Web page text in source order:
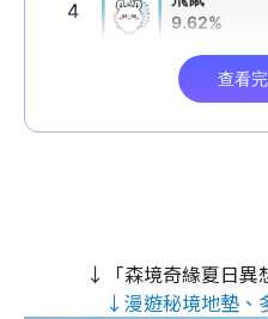
↓「森境奇緣夏日異
↓漫遊秘境地墊、